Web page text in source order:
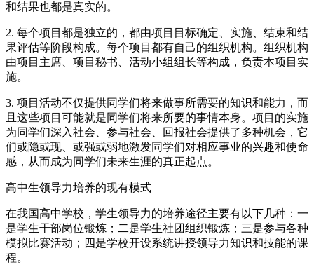
和结果也都是真实的。
2. 每个项目都是独立的，都由项目目标确定、实施、结束和结
果评估等阶段构成。每个项目都有自己的组织机构。组织机构
由项目主席、项目秘书、活动小组组长等构成，负责本项目实
施。
3. 项目活动不仅提供同学们将来做事所需要的知识和能力，而
且这些项目可能就是同学们将来所要的事情本身。项目的实施
为同学们深入社会、参与社会、回报社会提供了多种机会，它
们或隐或现、或强或弱地激发同学们对相应事业的兴趣和使命
感，从而成为同学们未来生涯的真正起点。
高中生领导力培养的现有模式
在我国高中学校，学生领导力的培养途径主要有以下几种：一
是学生干部岗位锻炼；二是学生社团组织锻炼；三是参与各种
模拟比赛活动；四是学校开设系统讲授领导力知识和技能的课
程。